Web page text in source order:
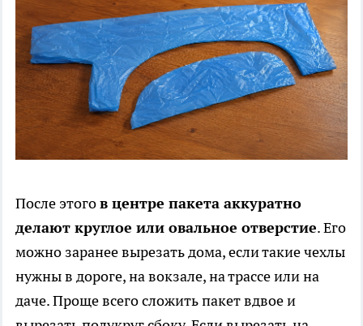
После этогов центре пакета аккуратно
делают круглое или овальное отверстие. Его
можно заранее вырезать дома, если такие чехлы
нужны в дороге, на вокзале, на трассе или на
даче. Проще всего сложить пакет вдвое и